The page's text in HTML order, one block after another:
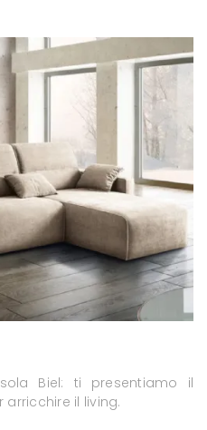
Biel: ti presentiamo il
il living.